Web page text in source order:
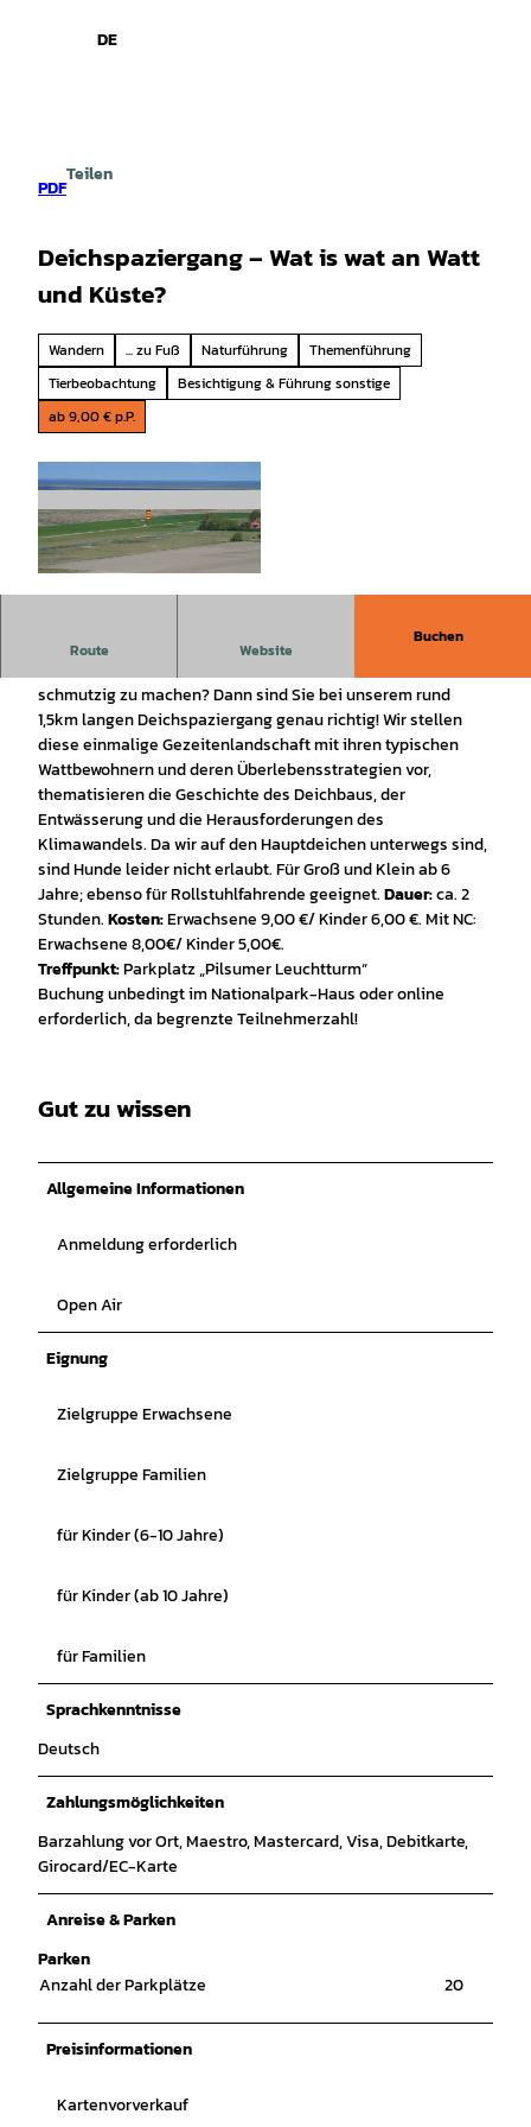
Gebärdensprache
DE
PDF
Teilen
Deichspaziergang – Wat is wat an Watt
und Küste?
Wandern ... zu Fuß Naturführung
Themenführung
Tierbeobachtung
Besichtigung & Führung sonstige
ab 9,00 € p.P.
Route Website
Buchen
Deichspaziergang statt schlickige Wattwanderung
schmutzig zu machen? Dann sind Sie bei unserem rund
1,5km langen Deichspaziergang genau richtig! Wir stellen
diese einmalige Gezeitenlandschaft mit ihren typischen
Wattbewohnern und deren Überlebensstrategien vor,
thematisieren die Geschichte des Deichbaus, der
Entwässerung und die Herausforderungen des
Klimawandels. Da wir auf den Hauptdeichen unterwegs sind,
sind Hunde leider nicht erlaubt. Für Groß und Klein ab 6
Jahre; ebenso für Rollstuhlfahrende geeignet.Dauer:ca. 2
Stunden.Kosten:Erwachsene 9,00 €/ Kinder 6,00 €. Mit NC:
Erwachsene 8,00€/ Kinder 5,00€.
Treffpunkt:Parkplatz „Pilsumer Leuchtturm“
Buchung unbedingt im Nationalpark-Haus oder online
erforderlich, da begrenzte Teilnehmerzahl!
Gut zu wissen
Allgemeine Informationen
Anmeldung erforderlich
Open Air
Eignung
Zielgruppe Erwachsene
Zielgruppe Familien
für Kinder (6-10 Jahre)
für Kinder (ab 10 Jahre)
für Familien
Sprachkenntnisse
Deutsch
Zahlungsmöglichkeiten
Barzahlung vor Ort, Maestro, Mastercard, Visa, Debitkarte,
Girocard/EC-Karte
Anreise & Parken
Parken
Anzahl der Parkplätze
20
Preisinformationen
Kartenvorverkauf